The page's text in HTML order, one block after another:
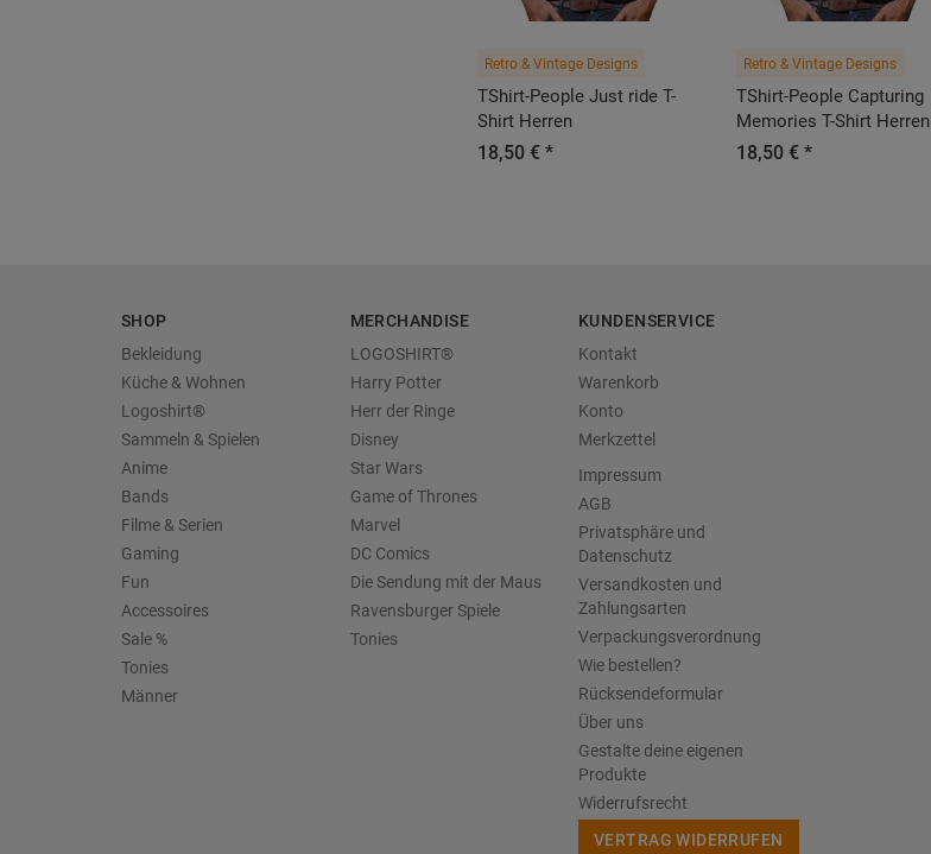
Retro & Vintage Designs
TShirt-People Just ride T-
Shirt Herren
18,50 € *
Retro & Vintage Designs
TShirt-People Capturing
Memories T-Shirt Herren
18,50 € *
SHOP
Bekleidung
Küche & Wohnen
Logoshirt®
Sammeln & Spielen
Anime
Bands
Filme & Serien
Gaming
Fun
Accessoires
Sale %
Tonies
Männer
MERCHANDISE
LOGOSHIRT®
Harry Potter
Herr der Ringe
Disney
Star Wars
Game of Thrones
Marvel
DC Comics
Die Sendung mit der Maus
Ravensburger Spiele
Tonies
KUNDENSERVICE
Kontakt
Warenkorb
Konto
Merkzettel
Impressum
AGB
Privatsphäre und
Datenschutz
Versandkosten und
Zahlungsarten
Verpackungsverordnung
Wie bestellen?
Rücksendeformular
Über uns
Gestalte deine eigenen
Produkte
Widerrufsrecht
VERTRAG WIDERRUFEN